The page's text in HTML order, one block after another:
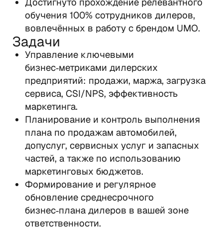
обучения 100% сотрудников дилеров,
вовлечённых в работу с брендом UMO.
Задачи
Управление ключевыми
бизнес‑метриками дилерских
предприятий: продажи, маржа, загрузка
сервиса, CSI/NPS, эффективность
маркетинга.
Планирование и контроль выполнения
плана по продажам автомобилей,
допуслуг, сервисных услуг и запасных
частей, а также по использованию
маркетинговых бюджетов.
Формирование и регулярное
обновление среднесрочного
бизнес‑плана дилеров в вашей зоне
ответственности.